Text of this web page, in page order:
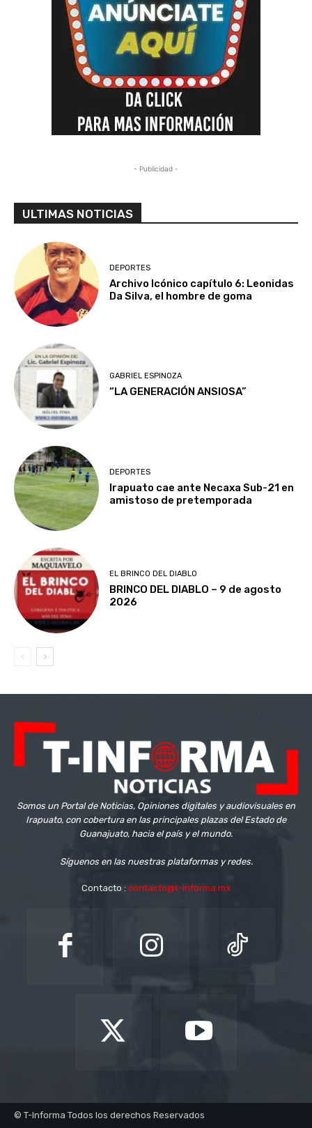
- Publicidad -
ULTIMAS NOTICIAS
DEPORTES
Archivo Icónico capítulo 6: Leonidas
Da Silva, el hombre de goma
GABRIEL ESPINOZA
“LA GENERACIÓN ANSIOSA”
DEPORTES
Irapuato cae ante Necaxa Sub-21 en
amistoso de pretemporada
EL BRINCO DEL DIABLO
BRINCO DEL DIABLO – 9 de agosto
2026
Somos un Portal de Noticias, Opiniones digitales y audiovisuales en
Irapuato, con cobertura en las principales plazas del Estado de
Guanajuato, hacia el país y el mundo.
Síguenos en las nuestras plataformas y redes.
Contacto : contacto@t-informa.mx
© T-Informa Todos los derechos Reservados